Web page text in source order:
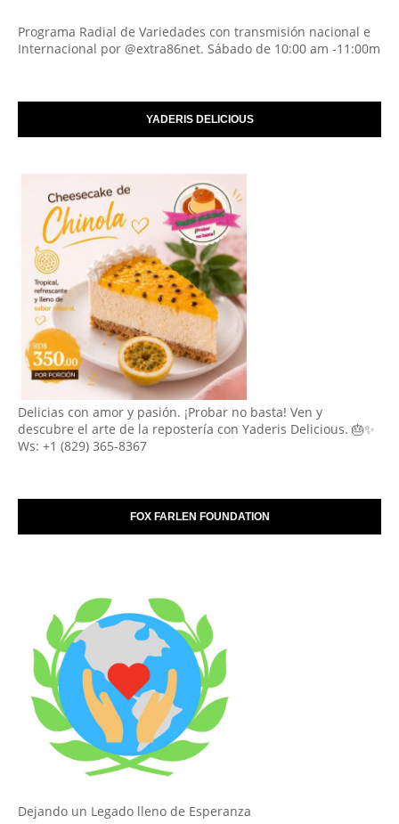
Programa Radial de Variedades con transmisión nacional e
Internacional por @extra86net. Sábado de 10:00 am -11:00m
YADERIS DELICIOUS
Delicias con amor y pasión. ¡Probar no basta! Ven y
descubre el arte de la repostería con Yaderis Delicious. 🎂✨
Ws: +1 (829) 365-8367
FOX FARLEN FOUNDATION
Dejando un Legado lleno de Esperanza